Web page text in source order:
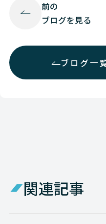
前の
ブログを見る
ブログ一
関連記事